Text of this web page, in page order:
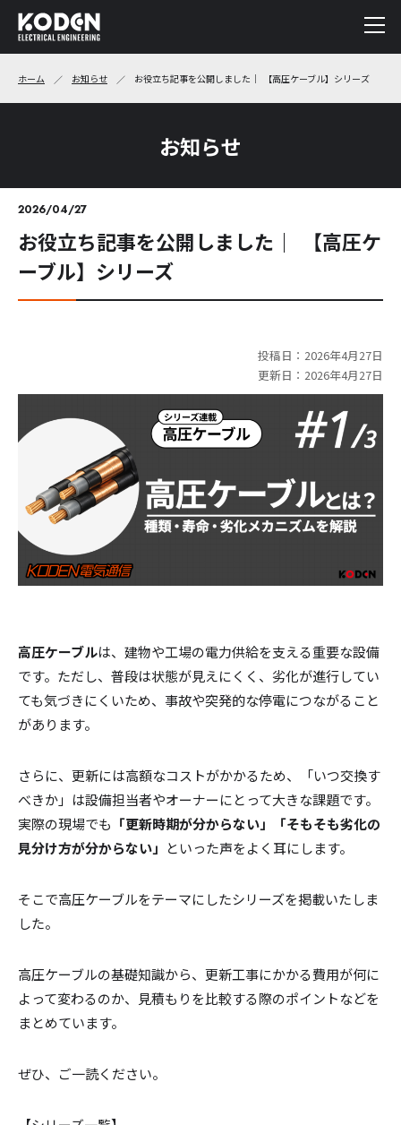
ホーム お知らせ お役立ち記事を公開しました｜ 【高圧ケーブル】シリーズ
お知らせ
2026/04/27
お役立ち記事を公開しました｜ 【高圧ケ
ーブル】シリーズ
投稿日：2026年4月27日
更新日：2026年4月27日
高圧ケーブルは、建物や工場の電力供給を支える重要な設備
です。ただし、普段は状態が見えにくく、劣化が進行してい
ても気づきにくいため、事故や突発的な停電につながること
があります。
さらに、更新には高額なコストがかかるため、「いつ交換す
べきか」は設備担当者やオーナーにとって大きな課題です。
実際の現場でも 「更新時期が分からない」「そもそも劣化の
見分け方が分からない」 といった声をよく耳にします。
そこで高圧ケーブルをテーマにしたシリーズを掲載いたしま
した。
高圧ケーブルの基礎知識から、更新工事にかかる費用が何に
よって変わるのか、見積もりを比較する際のポイントなどを
まとめています。
ぜひ、ご一読ください。